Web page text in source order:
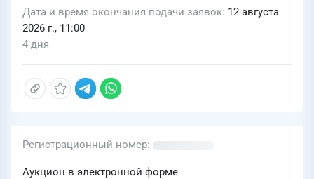
Дата и время окончания подачи заявок 12 августа
2026 г., 11:00
4 дня
Регистрационный номер
Аукцион в электронной форме